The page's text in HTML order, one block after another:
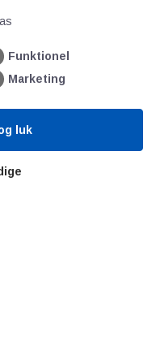
Funktionel
Marketing
luk